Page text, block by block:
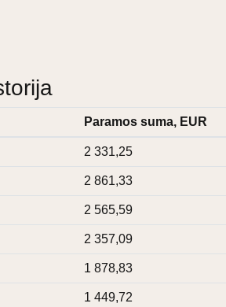
Paramos suma, EUR
2 331,25
2 861,33
2 565,59
2 357,09
1 878,83
1 449,72